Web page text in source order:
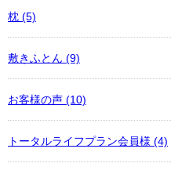
枕 (5)
敷きふとん (9)
お客様の声 (10)
トータルライフプラン会員様 (4)